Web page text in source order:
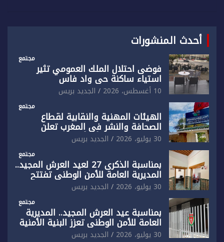
أحدث المنشورات
مجتمع
فوضى احتلال الملك العمومي تثير
استياء ساكنة حي واد فاس
10 أغسطس، 2026 الجديد بريس
مجتمع
الهيئات المهنية والنقابية لقطاع
الصحافة والنشر في المغرب تعلن
رفضها القاطع لـ”أي أجندة انتخابية
مُعدة على مقاس سياسي ومصلحي
ضيق”
30 يوليو، 2026 الجديد بريس
مجتمع
بمناسبة الذكرى 27 لعيد العرش المجيد..
المديرية العامة للأمن الوطني تفتتح
المقر الجديد لفرقة الشرطة السياحية
بفاس
30 يوليو، 2026 الجديد بريس
مجتمع
بمناسبة عيد العرش المجيد.. المديرية
العامة للأمن الوطني تعزز البنية الأمنية
بالناظور بإحداث فرقتين جديدتين
30 يوليو، 2026 الجديد بريس